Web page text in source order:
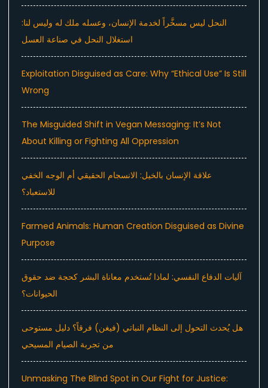
النحل ليس مسخَّراً لخدمة الإنسان، وعسله ملك له وليس لنا:
استغلال النحل في صناعة العسل
Exploitation Disguised as Care: Why “Ethical Use” Is Still
Wrong
The Misguided Shift in Vegan Messaging: It’s Not
About Killing or Fighting All Oppression
علاقة الإنسان بالخيل: الانسجام الحقيقي أم الوجه الخفي
للاستعباد؟
Farmed Animals: Human Creation Disguised as Divine
Purpose
آليات الدفاع النفسي: لماذا تُستخدم معاناة البشر كحجة ضد حقوق
الحيوانات؟
هل يُحدث التحول إلى النظام النباتي (فيغن) فرقاً؟ دليل مستوحى
من تجربة الصيام المسيحي
Unmasking The Blind Spot in Our Fight for Justice: